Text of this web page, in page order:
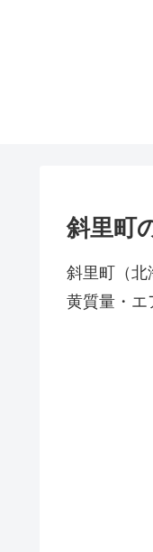
斜里町
斜里町（北
黄質量・エ